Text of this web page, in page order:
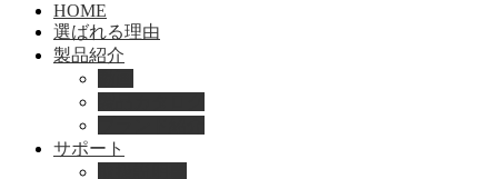
HOME
選ばれる理由
製品紹介
サポート